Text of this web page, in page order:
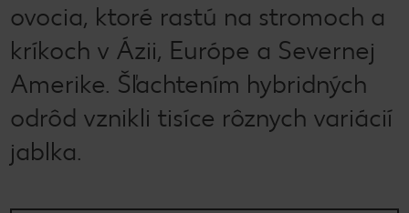
ovocia, ktoré rastú na stromoch a
kríkoch v Ázii, Európe a Severnej
Amerike. Šľachtením hybridných
odrôd vznikli tisíce rôznych variácií
jablka.